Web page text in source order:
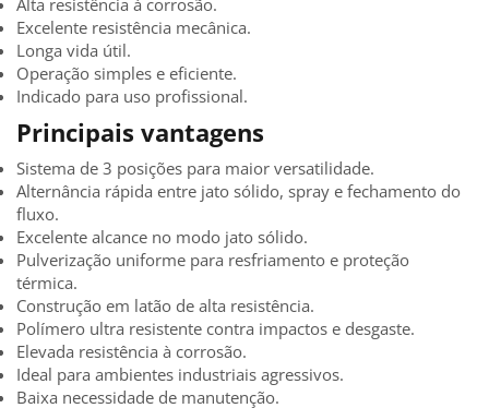
Excelente resistência mecânica.
Longa vida útil.
Operação simples e eficiente.
Indicado para uso profissional.
Principais vantagens
Sistema de 3 posições para maior versatilidade.
Alternância rápida entre jato sólido, spray e fechamento do
fluxo.
Excelente alcance no modo jato sólido.
Pulverização uniforme para resfriamento e proteção
térmica.
Construção em latão de alta resistência.
Polímero ultra resistente contra impactos e desgaste.
Elevada resistência à corrosão.
Ideal para ambientes industriais agressivos.
Baixa necessidade de manutenção.